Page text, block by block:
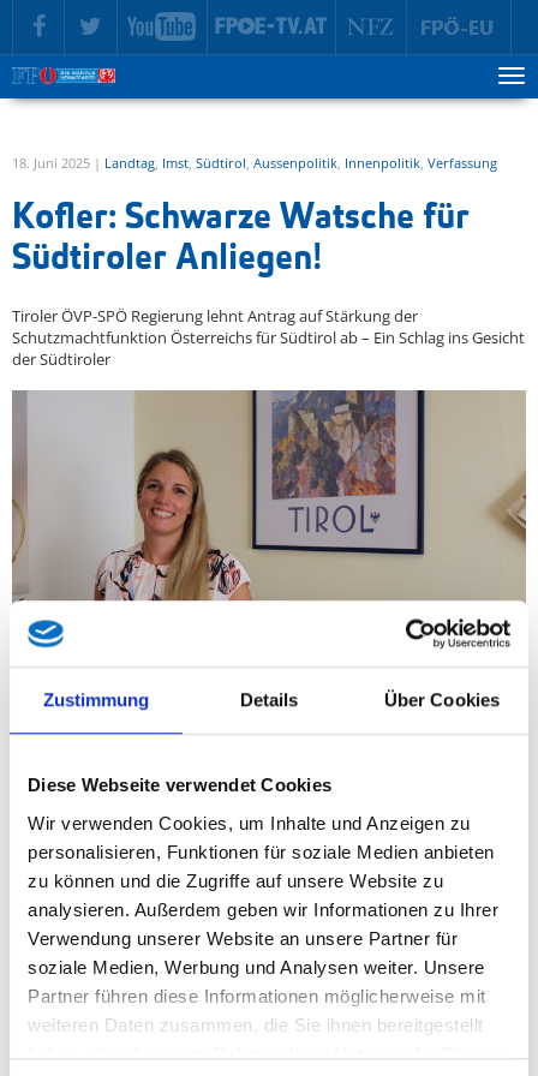
Zustimmung Details Über Cookies
Diese Webseite verwendet Cookies
Wir verwenden Cookies, um Inhalte und Anzeigen zu
personalisieren, Funktionen für soziale Medien anbieten
zu können und die Zugriffe auf unsere Website zu
analysieren. Außerdem geben wir Informationen zu Ihrer
Verwendung unserer Website an unsere Partner für
soziale Medien, Werbung und Analysen weiter. Unsere
Partner führen diese Informationen möglicherweise mit
weiteren Daten zusammen, die Sie ihnen bereitgestellt
haben oder die sie im Rahmen Ihrer Nutzung der Dienste
zur Hauptnavigation springen
zum Inhalt springen
18. Juni 2025 | Landtag, Imst, Südtirol, Aussenpolitik, Innenpolitik, Verfassung
Kofler: Schwarze Watsche für
Südtiroler Anliegen!
Tiroler ÖVP-SPÖ Regierung lehnt Antrag auf Stärkung der
Schutzmachtfunktion Österreichs für Südtirol ab – Ein Schlag ins Gesicht
der Südtiroler
„Die jüngste Entscheidung von ÖVP und SPÖ im Ausschuss für
ist ein weiterer Beweis für deren wahres Gesicht: Anstatt die
berechtigten Anliegen und Sorgen der Südtiroler ernst zu
nehmen, wird ein Antrag der Tiroler FPÖ auf
Schutzmachtfunktion Österreichs für Südtirol ohne schlüssige
Begründung abgelehnt. Damit zeigt die sogenannte
„Einheitspartei“ einmal mehr, dass sie keine klare Position
beziehen will und sich stattdessen weiterhin auf leere
Versprechen und Symbolpolitik verlässt“, kritisiert die Tiroler
FPÖ LAbg. und Südtirol-Sprecherin Gudrun Kofler, BA.